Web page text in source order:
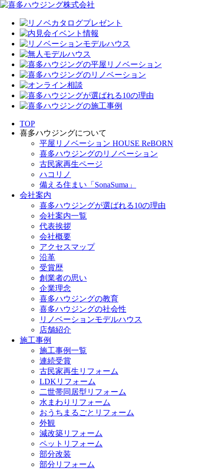
TOP
喜多ハウジングについて
平屋リノベーション HOUSE ReBORN
喜多ハウジングのリノベーション
古民家再生ページ
ハコリノ
備える住まい「SonaSuma」
会社案内
喜多ハウジングが選ばれる10の理由
会社案内一覧
代表挨拶
会社概要
アクセスマップ
沿革
受賞歴
創業者の思い
企業理念
喜多ハウジングの教育
喜多ハウジングの社会性
リノベーションモデルハウス
店舗紹介
施工事例
施工事例一覧
連続受賞
古民家再生リフォーム
LDKリフォーム
二世帯同居型リフォーム
水まわりリフォーム
おうちまるごとリフォーム
外観
減改築リフォーム
ペットリフォーム
部分改装
部分リフォーム